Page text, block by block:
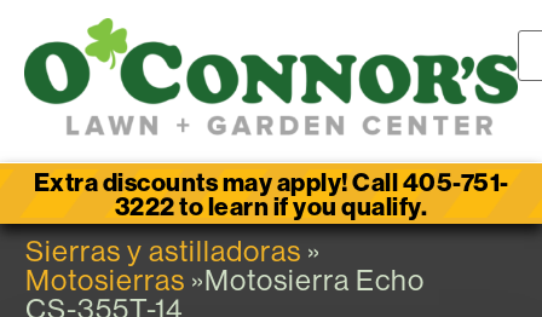
Extra discounts may apply! Call 405-751-
3222 to learn if you qualify.
Sierras y astilladoras »
Motosierras »Motosierra Echo
CS-355T-14